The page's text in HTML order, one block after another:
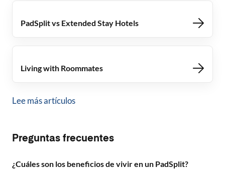
PadSplit vs Extended Stay Hotels
Living with Roommates
Lee más artículos
Preguntas frecuentes
¿Cuáles son los beneficios de vivir en un PadSplit?